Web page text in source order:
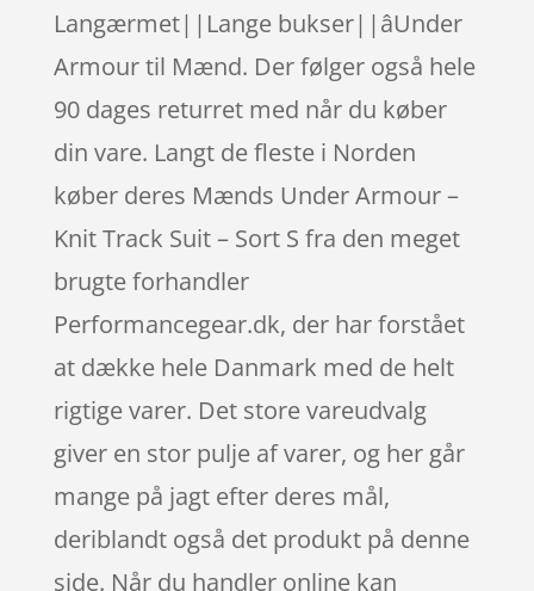
Langærmet||Lange bukser||âUnder
Armour til Mænd. Der følger også hele
90 dages returret med når du køber
din vare. Langt de fleste i Norden
køber deres Mænds Under Armour –
Knit Track Suit – Sort S fra den meget
brugte forhandler
Performancegear.dk, der har forstået
at dække hele Danmark med de helt
rigtige varer. Det store vareudvalg
giver en stor pulje af varer, og her går
mange på jagt efter deres mål,
deriblandt også det produkt på denne
side. Når du handler online kan